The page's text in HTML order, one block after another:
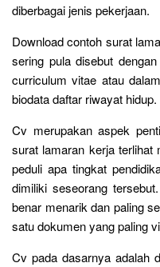
diberbagai jenis pekerjaan.
Download contoh surat
sering pula disebut
curriculum vitae atau
biodata daftar riwayat hidup.
Cv merupakan aspek
surat lamaran kerja terlihat
peduli apa tingkat
dimiliki seseorang
benar menarik dan paling
satu dokumen yang paling
Cv pada dasarnya adalah